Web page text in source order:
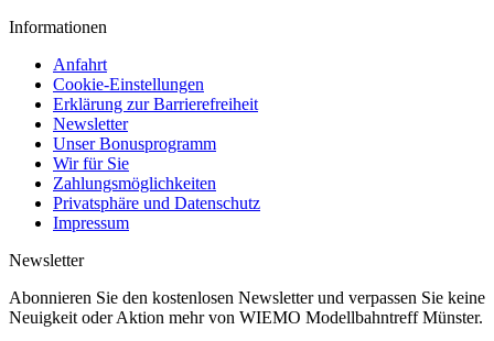
Informationen
Anfahrt
Cookie-Einstellungen
Erklärung zur Barrierefreiheit
Newsletter
Unser Bonusprogramm
Wir für Sie
Zahlungsmöglichkeiten
Privatsphäre und Datenschutz
Impressum
Newsletter
Abonnieren Sie den kostenlosen Newsletter und verpassen Sie keine
Neuigkeit oder Aktion mehr von WIEMO Modellbahntreff Münster.